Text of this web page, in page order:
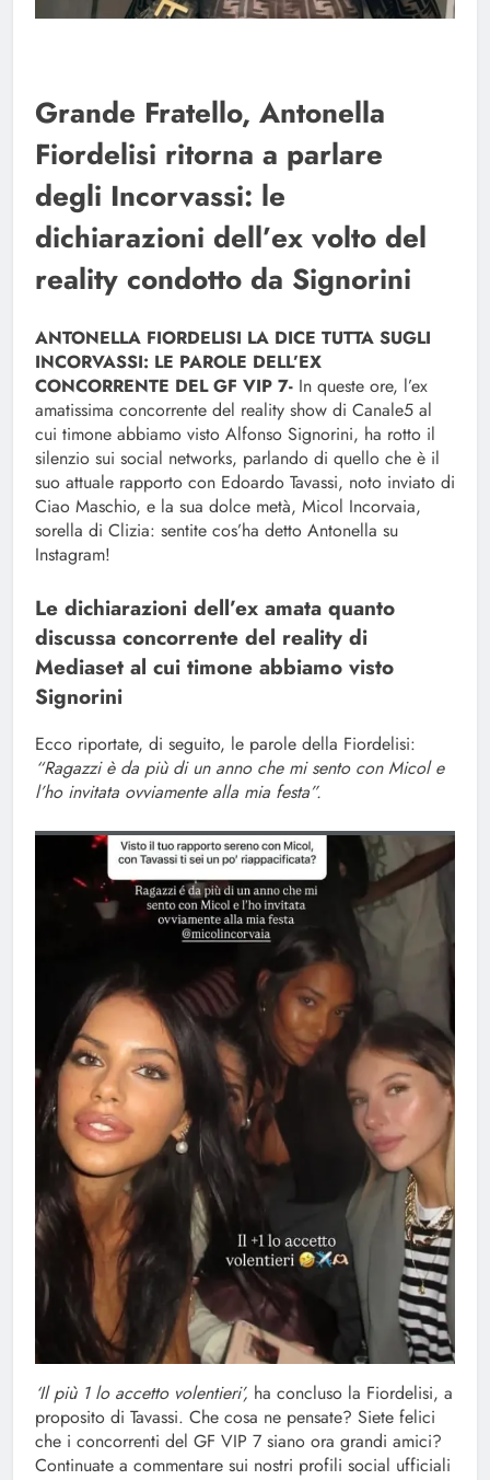
Grande Fratello, Antonella
Fiordelisi ritorna a parlare
degli Incorvassi: le
dichiarazioni dell’ex volto del
reality condotto da Signorini
ANTONELLA FIORDELISI LA DICE TUTTA SUGLI
INCORVASSI: LE PAROLE DELL’EX
CONCORRENTE DEL GF VIP 7- In queste ore, l’ex
amatissima concorrente del reality show di Canale5 al
cui timone abbiamo visto Alfonso Signorini, ha rotto il
silenzio sui social networks, parlando di quello che è il
suo attuale rapporto con Edoardo Tavassi, noto inviato di
Ciao Maschio, e la sua dolce metà, Micol Incorvaia,
sorella di Clizia: sentite cos’ha detto Antonella su
Instagram!
Le dichiarazioni dell’ex amata quanto
discussa concorrente del reality di
Mediaset al cui timone abbiamo visto
Signorini
Ecco riportate, di seguito, le parole della Fiordelisi:
“Ragazzi è da più di un anno che mi sento con Micol e
l’ho invitata ovviamente alla mia festa”.
‘Il più 1 lo accetto volentieri’, ha concluso la Fiordelisi, a
proposito di Tavassi. Che cosa ne pensate? Siete felici
che i concorrenti del GF VIP 7 siano ora grandi amici?
Continuate a commentare sui nostri profili social ufficiali